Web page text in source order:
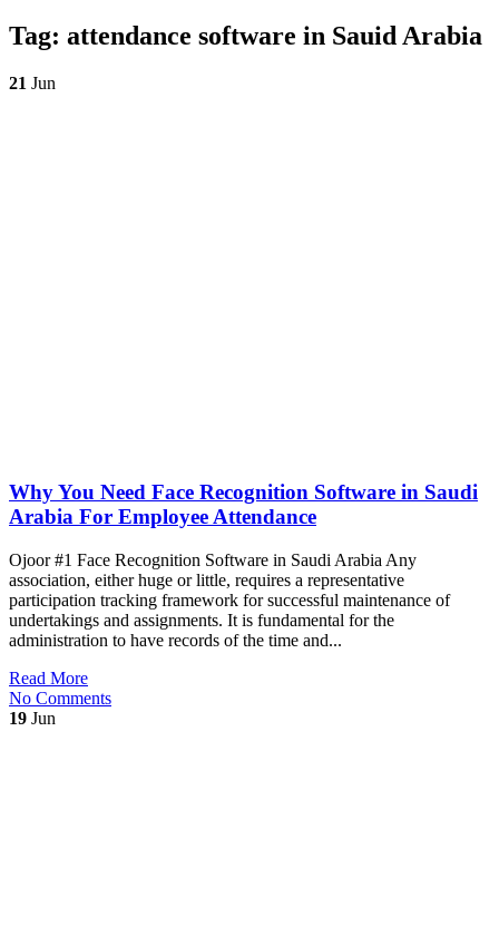
Tag: attendance software in Sauid Arabia
21 Jun
Why You Need Face Recognition Software in Saudi
Arabia For Employee Attendance
Ojoor #1 Face Recognition Software in Saudi Arabia Any
association, either huge or little, requires a representative
participation tracking framework for successful maintenance of
undertakings and assignments. It is fundamental for the
administration to have records of the time and...
Read More
No Comments
19 Jun